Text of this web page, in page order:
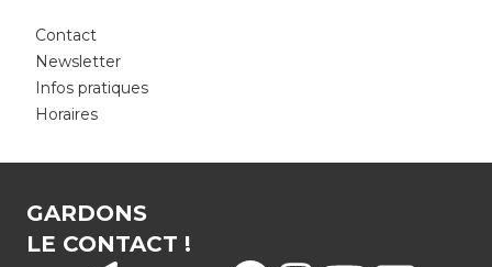
Contact
Newsletter
Infos pratiques
Horaires
GARDONS
LE CONTACT !
u
e
H
o
ur